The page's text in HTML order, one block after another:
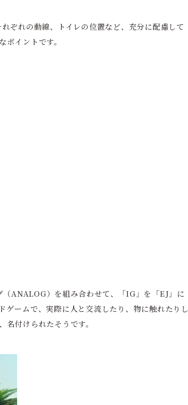
ぞれの動線、トイレの位置など、充分に配慮して
イントです。
ANALOG）を組み合わせて、「IG」を「EJ」に
ームで、実際に人と交流したり、物に触れたりし
付けられたそうです。